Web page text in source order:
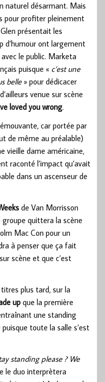
naturel désarmant. Mais
pour profiter pleinement
présentait les
d’humour ont largement
le public. Marketa
puisque « c’est une
belle» pour dédicacer
venue sur scène
loved you wrong.
car portée par
de même au préalable)
vieille dame américaine,
raconté l’impact qu’avait
dans un ascenseur de
de Van Morrisson
quittera la scène
Mac Con pour un
à penser que ça fait
scène et que c’est
plus tard, sur la
up que la première
une standing
toute la salle s’est
standing please ? We
le duo interprètera